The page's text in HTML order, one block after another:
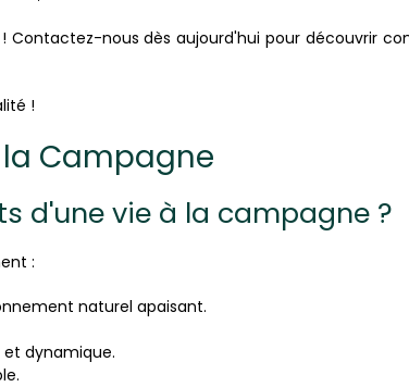
nous dès aujourd'hui pour découvrir
!
la Campagne
d'une vie à la campagne ?
:
naturel apaisant.
dynamique.